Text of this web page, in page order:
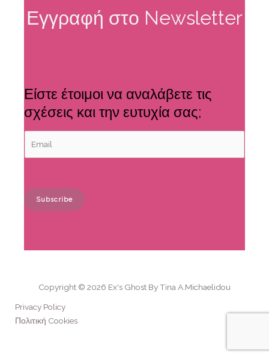
Εγγραφή στο Newsletter
Είστε έτοιμοι να αναλάβετε τις
σχέσεις και την ευτυχία σας;
Subscribe
Copyright © 2026 Ex's Ghost By Tina A.Michaelidou
Privacy Policy
Πολιτική Cookies